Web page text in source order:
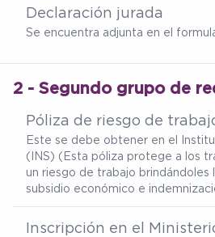
Declaración jurada
Se encuentra adjunta en el
2 - Segundo grupo de
Póliza de riesgo de
Este se debe obtener en el
(INS) (Esta póliza protege a los
un riesgo de trabajo brindándoles
subsidio económico e
Inscripción en el